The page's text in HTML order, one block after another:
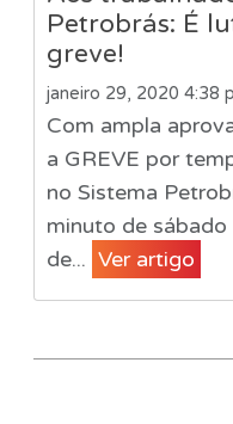
Petrobrás: É
greve!
janeiro 29, 2020 4:38
Com ampla
a GREVE por
no Sistema
minuto de
de... Ver artigo